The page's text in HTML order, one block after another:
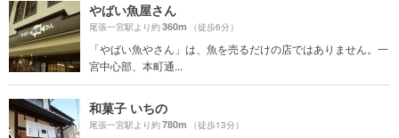
やばい魚屋さん
尾張一宮駅より約360m （徒歩6分）
「やばい魚やさん」は、魚を売るだけの店ではありません。一
宮中心部、本町通...
和菓子 いちの
尾張一宮駅より約780m （徒歩13分）